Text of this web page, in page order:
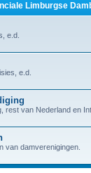
Limburgse
e.d.
e.d.
rest van Nederland en
van damverenigingen.